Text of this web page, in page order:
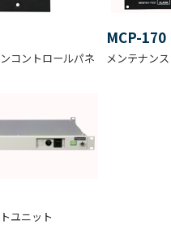
ND 1：100% 2：
4：1.6% フィルター
コントロールパネ
MCP-170
メンテナン
ユニット